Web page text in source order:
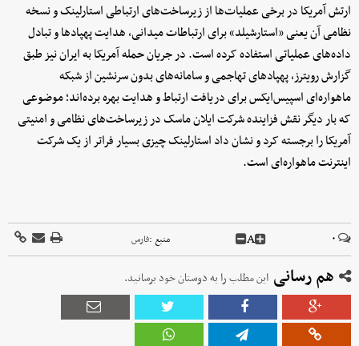
ارتش آمریکا در برخی عملیات‌ها از زیرساخت‌های ارتباطی استارلینک و نسخه
نظامی آن یعنی «استارشیلد» برای ارتباطات میدانی، هدایت پهپادها و تبادل
داده‌های عملیاتی استفاده کرده است. در جریان حمله آمریکا به ایران نیز طبق
گزارش رویترز، پهپادهای تهاجمی و سامانه‌های بدون سرنشین از شبکه
ماهواره‌ای اسپیس‌ایکس برای دریافت ارتباط و هدایت بهره برده‌اند؛ موضوعی
که بار دیگر نقش فزاینده شرکت ایلان ماسک در زیرساخت‌های نظامی و امنیتی
آمریکا را برجسته کرد و نشان داد استارلینک چیزی بسیار‌ فراتر از یک شرکت
اینترنت ماهواره‌ای است.
۰ A منبع :فارس
هم رسانی این مطلب را به دوستان خود برسانید.